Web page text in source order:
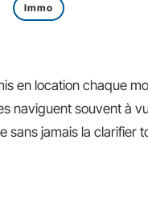
Immo
en location chaque
naviguent souvent à
sans jamais la clarifier